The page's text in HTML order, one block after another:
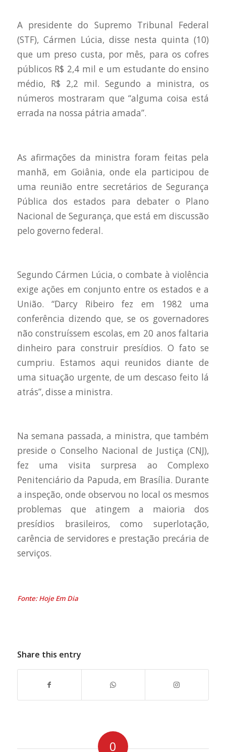
A presidente do Supremo Tribunal Federal
(STF), Cármen Lúcia, disse nesta quinta (10)
que um preso custa, por mês, para os cofres
públicos R$ 2,4 mil e um estudante do ensino
médio, R$ 2,2 mil. Segundo a ministra, os
números mostraram que “alguma coisa está
errada na nossa pátria amada”.
As afirmações da ministra foram feitas pela
manhã, em Goiânia, onde ela participou de
uma reunião entre secretários de Segurança
Pública dos estados para debater o Plano
Nacional de Segurança, que está em discussão
pelo governo federal.
Segundo Cármen Lúcia, o combate à violência
exige ações em conjunto entre os estados e a
União. “Darcy Ribeiro fez em 1982 uma
conferência dizendo que, se os governadores
não construíssem escolas, em 20 anos faltaria
dinheiro para construir presídios. O fato se
cumpriu. Estamos aqui reunidos diante de
uma situação urgente, de um descaso feito lá
atrás”, disse a ministra.
Na semana passada, a ministra, que também
preside o Conselho Nacional de Justiça (CNJ),
fez uma visita surpresa ao Complexo
Penitenciário da Papuda, em Brasília. Durante
a inspeção, onde observou no local os mesmos
problemas que atingem a maioria dos
presídios brasileiros, como superlotação,
carência de servidores e prestação precária de
serviços.
Fonte: Hoje Em Dia
Share this entry
0